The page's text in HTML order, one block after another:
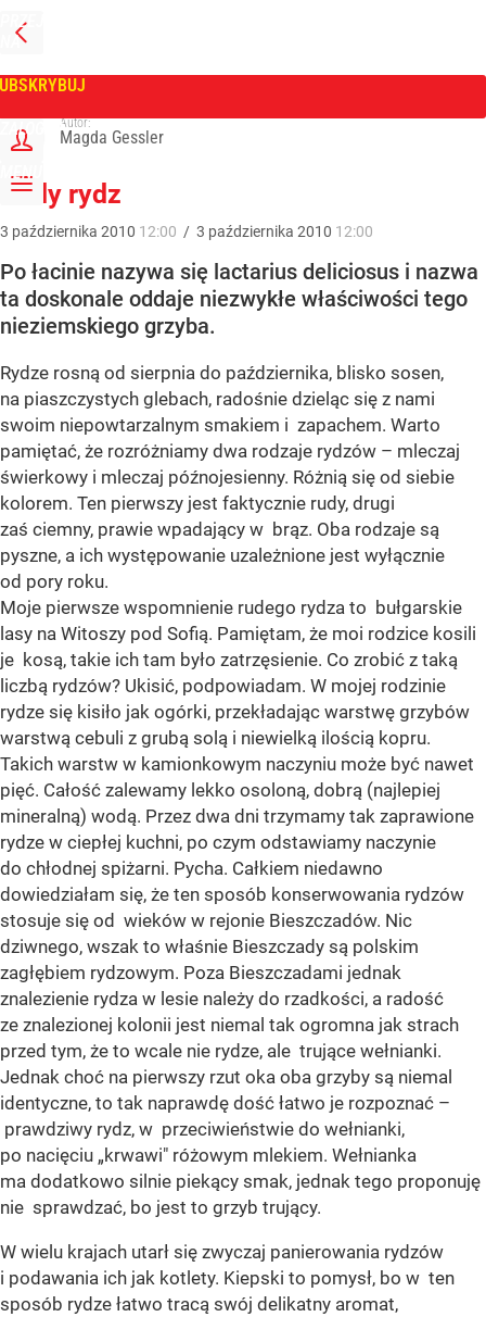
PRZEJDŹ
NA
GŁÓWNĄ
ZALOGUJ
MENU
Tygodnik Wprost
Autor:
Magda Gessler
Rudy rydz
3 października 2010 12:00 / 3 października 2010 12:00
Po łacinie nazywa się lactarius deliciosus i nazwa
ta doskonale oddaje niezwykłe właściwości tego
nieziemskiego grzyba.
Rydze rosną od sierpnia do października, blisko sosen,
na piaszczystych glebach, radośnie dzieląc się z nami
swoim niepowtarzalnym smakiem i zapachem. Warto
pamiętać, że rozróżniamy dwa rodzaje rydzów – mleczaj
świerkowy i mleczaj późnojesienny. Różnią się od siebie
kolorem. Ten pierwszy jest faktycznie rudy, drugi
zaś ciemny, prawie wpadający w brąz. Oba rodzaje są
pyszne, a ich występowanie uzależnione jest wyłącznie
od pory roku.
Moje pierwsze wspomnienie rudego rydza to bułgarskie
lasy na Witoszy pod Sofią. Pamiętam, że moi rodzice kosili
je kosą, takie ich tam było zatrzęsienie. Co zrobić z taką
liczbą rydzów? Ukisić, podpowiadam. W mojej rodzinie
rydze się kisiło jak ogórki, przekładając warstwę grzybów
warstwą cebuli z grubą solą i niewielką ilością kopru.
Takich warstw w kamionkowym naczyniu może być nawet
pięć. Całość zalewamy lekko osoloną, dobrą (najlepiej
mineralną) wodą. Przez dwa dni trzymamy tak zaprawione
rydze w ciepłej kuchni, po czym odstawiamy naczynie
do chłodnej spiżarni. Pycha. Całkiem niedawno
dowiedziałam się, że ten sposób konserwowania rydzów
stosuje się od wieków w rejonie Bieszczadów. Nic
dziwnego, wszak to właśnie Bieszczady są polskim
zagłębiem rydzowym. Poza Bieszczadami jednak
znalezienie rydza w lesie należy do rzadkości, a radość
ze znalezionej kolonii jest niemal tak ogromna jak strach
przed tym, że to wcale nie rydze, ale trujące wełnianki.
Jednak choć na pierwszy rzut oka oba grzyby są niemal
identyczne, to tak naprawdę dość łatwo je rozpoznać –
prawdziwy rydz, w przeciwieństwie do wełnianki,
po nacięciu „krwawi" różowym mlekiem. Wełnianka
ma dodatkowo silnie piekący smak, jednak tego proponuję
nie sprawdzać, bo jest to grzyb trujący.
W wielu krajach utarł się zwyczaj panierowania rydzów
i podawania ich jak kotlety. Kiepski to pomysł, bo w ten
sposób rydze łatwo tracą swój delikatny aromat,